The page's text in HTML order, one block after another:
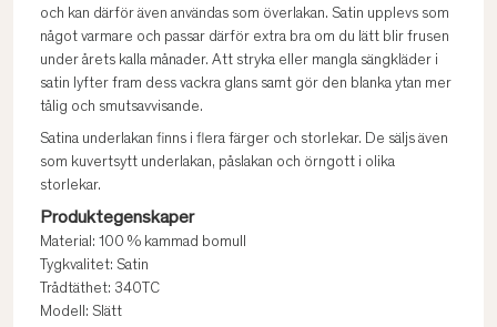
och kan därför även användas som överlakan. Satin upplevs som
något varmare och passar därför extra bra om du lätt blir frusen
under årets kalla månader. Att stryka eller mangla sängkläder i
satin lyfter fram dess vackra glans samt gör den blanka ytan mer
tålig och smutsavvisande.
Satina underlakan finns i flera färger och storlekar. De säljs även
som kuvertsytt underlakan, påslakan och örngott i olika
storlekar.
Produktegenskaper
Material: 100 % kammad bomull
Tygkvalitet: Satin
Trådtäthet: 340TC
Modell: Slätt